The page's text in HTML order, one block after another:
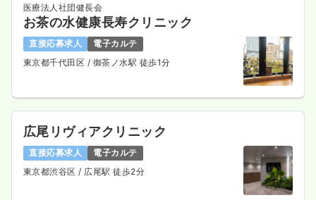
医療法人社団健長会
お茶の水健康長寿クリニック
直接応募求人
電子カルテ
東京都千代田区 / 御茶ノ水駅 徒歩1分
広尾リヴィアクリニック
直接応募求人
電子カルテ
東京都渋谷区 / 広尾駅 徒歩2分